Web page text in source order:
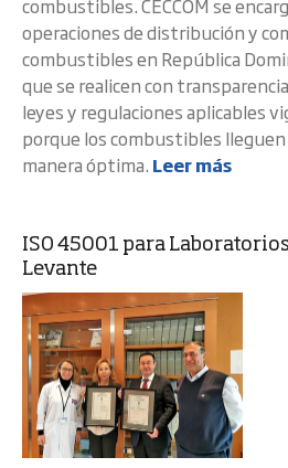
combustibles. CECCOM se
operaciones de distribución y
combustibles en República
que se realicen con
leyes y regulaciones aplicables
porque los combustibles
manera óptima. Leer más
ISO 45001 para
Levante